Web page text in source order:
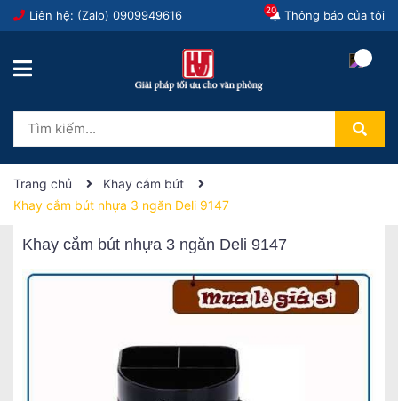
Liên hệ: (Zalo) 0909949616 Thông báo của tôi
20
Trang chủ
Khay cắm bút
Khay cắm bút nhựa 3 ngăn Deli 9147
Khay cắm bút nhựa 3 ngăn Deli 9147